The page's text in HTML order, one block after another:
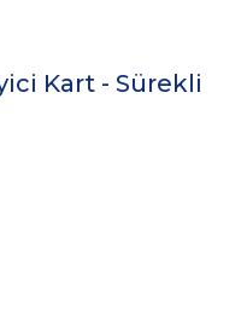
Kart - Sürekli